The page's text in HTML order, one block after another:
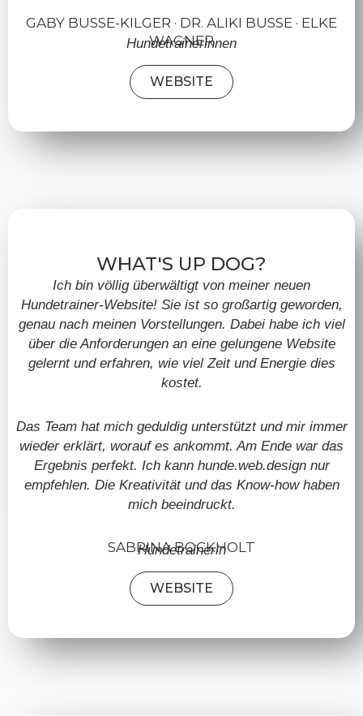
GABY BUSSE-KILGER · DR. ALIKI BUSSE · ELKE
WAGNER
Hundetrainerinnen
WEBSITE
WHAT'S UP DOG?
Ich bin völlig überwältigt von meiner neuen
Hundetrainer-Website! Sie ist so großartig geworden,
genau nach meinen Vorstellungen. Dabei habe ich viel
über die Anforderungen an eine gelungene Website
gelernt und erfahren, wie viel Zeit und Energie dies
kostet.
Das Team hat mich geduldig unterstützt und mir immer
wieder erklärt, worauf es ankommt. Am Ende war das
Ergebnis perfekt. Ich kann hunde.web.design nur
empfehlen. Die Kreativität und das Know-how haben
mich beeindruckt.
SABRINA BOCKHOLT
Hundetrainerin
WEBSITE